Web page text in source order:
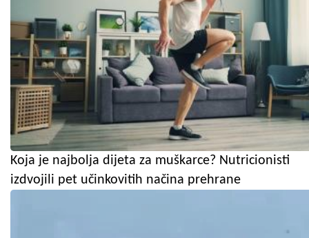
Koja je najbolja dijeta za muškarce? Nutricionisti
izdvojili pet učinkovitih načina prehrane